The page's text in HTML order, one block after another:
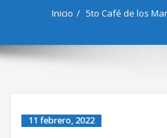
Inicio 5to Café de los
11 febrero, 2022